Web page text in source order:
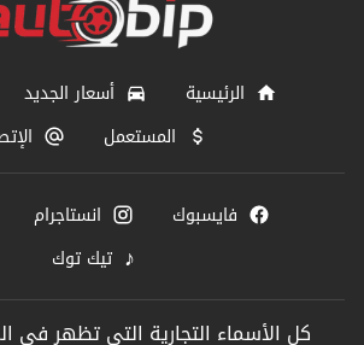
الرئيسية أسعار الجديد
المستعمل
فايسبوك انستاجرام
♪ تيك توك
كل الأسماء التجارية التي تظهر